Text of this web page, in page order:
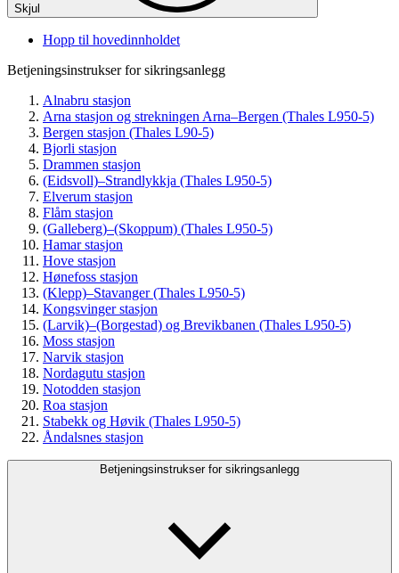
Skjul
Hopp til hovedinnholdet
Betjeningsinstrukser for sikringsanlegg
Alnabru stasjon
Arna stasjon og strekningen Arna–Bergen (Thales L950-5)
Bergen stasjon (Thales L90-5)
Bjorli stasjon
Drammen stasjon
(Eidsvoll)–Strandlykkja (Thales L950-5)
Elverum stasjon
Flåm stasjon
(Galleberg)–(Skoppum) (Thales L950-5)
Hamar stasjon
Hove stasjon
Hønefoss stasjon
(Klepp)–Stavanger (Thales L950-5)
Kongsvinger stasjon
(Larvik)–(Borgestad) og Brevikbanen (Thales L950-5)
Moss stasjon
Narvik stasjon
Nordagutu stasjon
Notodden stasjon
Roa stasjon
Stabekk og Høvik (Thales L950-5)
Åndalsnes stasjon
Betjeningsinstrukser for sikringsanlegg